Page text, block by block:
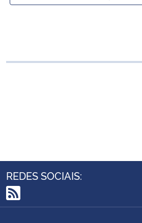
Ministério de Minas e Energia
Controladoria-Geral da União
REDES SOCIAIS:
RSS